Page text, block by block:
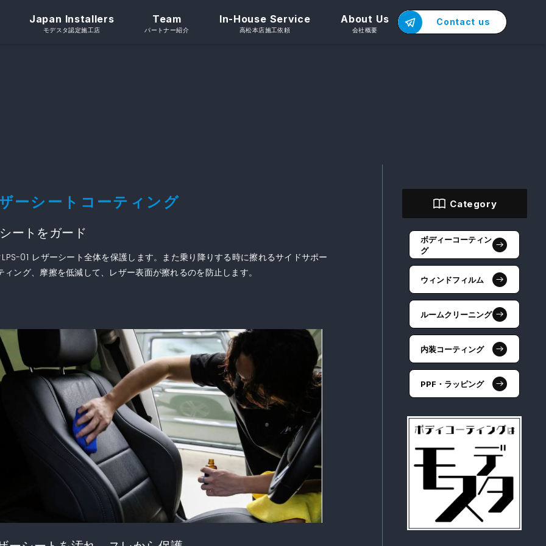
シートコーティング
ートをガード
01 レザーシート全体を保護します。また乗り降りする時に擦れるサイドサポー
ング、摩擦を低減して、レザー表面が擦れるのを防止します。
Category
ボディーコーティン
グ
ウィンドフィルム
ルームクリーニング
内装コーティング
PPF・ラッピング
Japan Installers
モデスタ認定施工店
Team
パートナー紹介
In-House Service
高松本店施工依頼
About Us
会社概要
Contact us